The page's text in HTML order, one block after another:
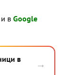
в Google
в
→